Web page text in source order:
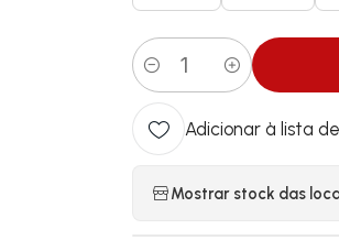
Quantidade
Adicionar à lista
Mostrar stock das